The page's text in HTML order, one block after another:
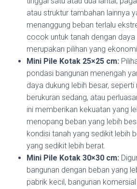
atau struktur tambahan lainnya
menanggung beban terlalu
cocok untuk tanah dengan daya
merupakan pilihan yang
Mini Pile Kotak 25×25 cm:
pondasi bangunan menengah
daya dukung lebih besar, seperti
berukuran sedang, atau
ini memberikan kekuatan yang
menopang beban yang lebih
kondisi tanah yang sedikit lebih
yang sedikit lebih berat.
Mini Pile Kotak 30×30 cm:
bangunan dengan beban yang
pabrik kecil, bangunan